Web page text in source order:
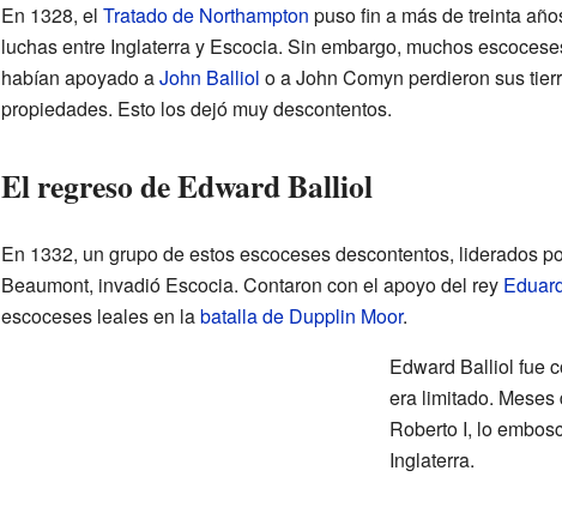
En 1328, el Tratado de Northampton puso fin a más de treinta
luchas entre Inglaterra y Escocia. Sin embargo, muchos
habían apoyado aJohn Balliol o a John Comyn perdieron sus
propiedades. Esto los dejó muy descontentos.
El regreso de Edward Balliol
En 1332, un grupo de estos escoceses descontentos, liderados
Beaumont, invadió Escocia. Contaron con el apoyo del rey
escoceses leales en labatalla de Dupplin Moor.
Edward Balliol fue
era limitado.
Roberto I, lo
Inglaterra.